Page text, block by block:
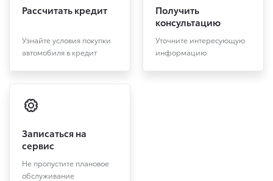
Рассчитать кредит
Узнайте условия покупки
автомобиля в кредит
Получить
консультацию
Уточните интересующую
информацию
Записаться на
сервис
Не пропустите плановое
обслуживание